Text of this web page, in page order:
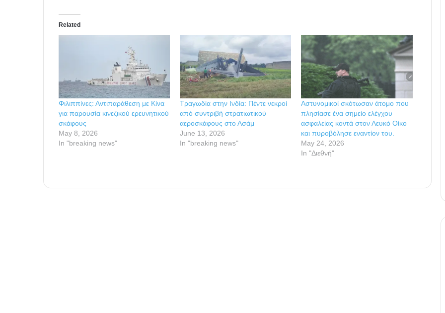
Related
Φιλιππίνες: Αντιπαράθεση με Κίνα
για παρουσία κινεζικού ερευνητικού
σκάφους
May 8, 2026
In "breaking news"
Τραγωδία στην Ινδία: Πέντε νεκροί
από συντριβή στρατιωτικού
αεροσκάφους στο Ασάμ
June 13, 2026
In "breaking news"
Αστυνομικοί σκότωσαν άτομο που
πλησίασε ένα σημείο ελέγχου
ασφαλείας κοντά στον Λευκό Οίκο
και πυροβόλησε εναντίον του.
May 24, 2026
In "Διεθνή"